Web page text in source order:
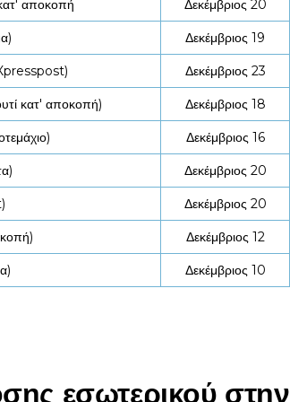
αποκοπή Δεκέμβριος 20
Δεκέμβριος 19
Xpresspost) Δεκέμβριος 23
κατ' αποκοπή) Δεκέμβριος 18
Δεκέμβριος 16
Δεκέμβριος 20
Δεκέμβριος 20
Δεκέμβριος 12
Δεκέμβριος 10
εσωτερικού στην